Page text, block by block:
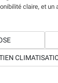
claire, et